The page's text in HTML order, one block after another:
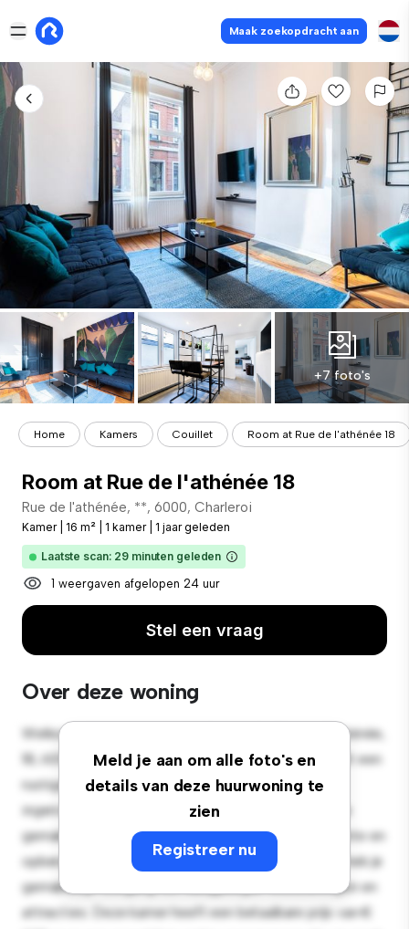
Maak zoekopdracht aan
+7 foto's
Home Kamers Couillet Room at Rue de l'athénée 18
Room at Rue de l'athénée 18
Rue de l'athénée, **, 6000, Charleroi
Kamer 16 m² 1 kamer 1 jaar geleden
Laatste scan: 29 minuten geleden
1 weergaven afgelopen 24 uur
Stel een vraag
Over deze woning
Meld je aan om alle foto's en
details van deze huurwoning te
zien
Registreer nu
Welkom bij je nieuwe toevluchtsoord in Rue de l'athénée,
18, 6000, Charleroi! Deze comfortabele kamer biedt een
rustige en persoonlijke leefruimte. Deze kamer is
ingericht met de essentiële benodigdheden voor je
gemak en biedt een comfortabel bed, een werkruimte en
opbergmogelijkheden. Dankzij de gunstige ligging heb je
gemakkelijk toegang tot nabijgelegen voorzieningen en
attracties. Deze kamer heeft een betaalbare prijs van €